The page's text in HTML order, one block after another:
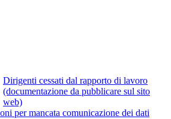
Dirigenti cessati dal rapporto di lavoro
(documentazione da pubblicare sul sito
web)
per mancata comunicazione dei dati